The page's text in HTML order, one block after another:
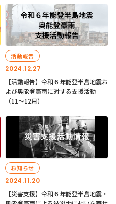
2024.12.27
活動報告
【活動報告】令和６年能登半島地震お
よび奥能登豪雨に対する支援活動
（11〜12月）
2024.11.20
お知らせ
【災害支援】令和６年能登半島地震・